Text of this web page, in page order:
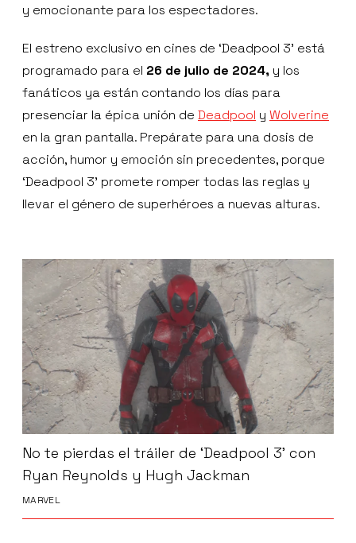
y emocionante para los espectadores.
El estreno exclusivo en cines de ‘Deadpool 3' está
programado para el 26 de julio de 2024, y los
fanáticos ya están contando los días para
presenciar la épica unión de Deadpool y Wolverine
en la gran pantalla. Prepárate para una dosis de
acción, humor y emoción sin precedentes, porque
‘Deadpool 3' promete romper todas las reglas y
llevar el género de superhéroes a nuevas alturas.
No te pierdas el tráiler de ‘Deadpool 3' con
Ryan Reynolds y Hugh Jackman
MARVEL